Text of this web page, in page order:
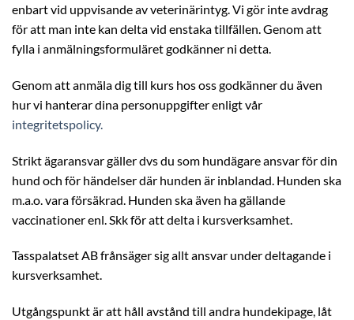
enbart vid uppvisande av veterinärintyg. Vi gör inte avdrag
för att man inte kan delta vid enstaka tillfällen. Genom att
fylla i anmälningsformuläret godkänner ni detta.
Genom att anmäla dig till kurs hos oss godkänner du även
hur vi hanterar dina personuppgifter enligt vår
integritetspolicy.
Strikt ägaransvar gäller dvs du som hundägare ansvar för din
hund och för händelser där hunden är inblandad. Hunden ska
m.a.o. vara försäkrad. Hunden ska även ha gällande
vaccinationer enl. Skk för att delta i kursverksamhet.
Tasspalatset AB frånsäger sig allt ansvar under deltagande i
kursverksamhet.
Utgångspunkt är att håll avstånd till andra hundekipage, låt